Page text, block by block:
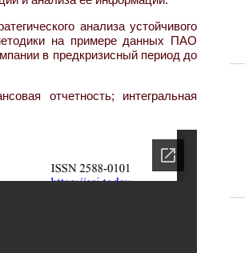
анализа устойчивого
на примере данных ПАО
в предкризисный период до
отчетность; интегральная